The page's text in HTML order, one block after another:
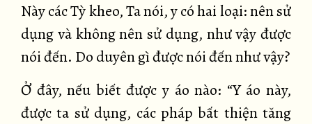
Này các Tỳ kheo, Ta nói, y có hai loại: nên sử
dụng và không nên sử dụng, như vậy được
nói đến. Do duyên gì được nói đến như vậy?
Ở đây, nếu biết được y áo nào: “Y áo này,
được ta sử dụng, các pháp bất thiện tăng